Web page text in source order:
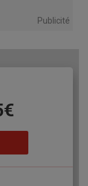
Publicité